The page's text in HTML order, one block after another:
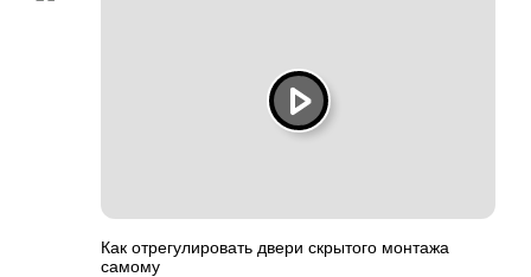
Как отрегулировать двери скрытого монтажа
самому